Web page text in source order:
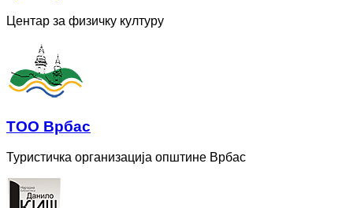
Центар за физичку културу
ТОО Врбас
Туристичка организација општине Врбас